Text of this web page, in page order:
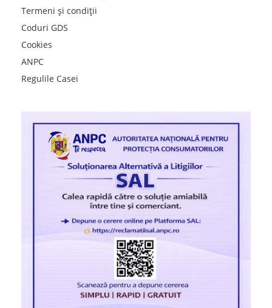
Termeni și condiții
Coduri GDS
Cookies
ANPC
Regulile Casei